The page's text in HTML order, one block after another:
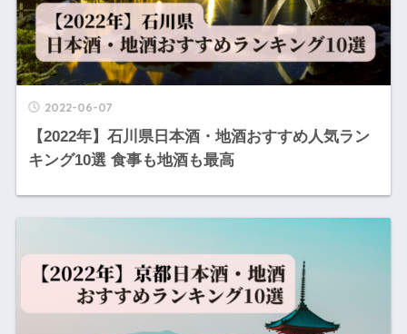
2022-06-07
【2022年】石川県日本酒・地酒おすすめ人気ラン
キング10選 食事も地酒も最高